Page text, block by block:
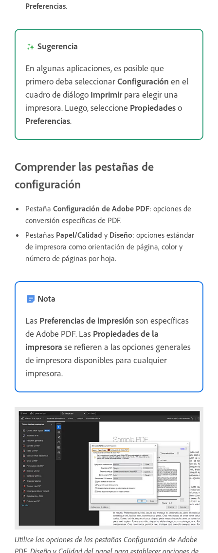
Preferencias.
Sugerencia
En algunas aplicaciones, es posible que
primero deba seleccionarConfiguración en el
cuadro de diálogo Imprimirpara elegir una
impresora. Luego, seleccione Propiedadeso
Preferencias.
Comprender las pestañas de
configuración
Pestaña Configuración de Adobe PDF: opciones de
conversión específicas de PDF.
Pestañas Papel/Calidad y Diseño: opciones estándar
de impresora como orientación de página, color y
número de páginas por hoja.
Nota
Las Preferencias de impresión son específicas
de Adobe PDF. Las Propiedades de la
impresora se refieren a las opciones generales
de impresora disponibles para cualquier
impresora.
Utilice las opciones de las pestañas Configuración de Adobe
PDF, Diseño y Calidad del papel para establecer opciones de